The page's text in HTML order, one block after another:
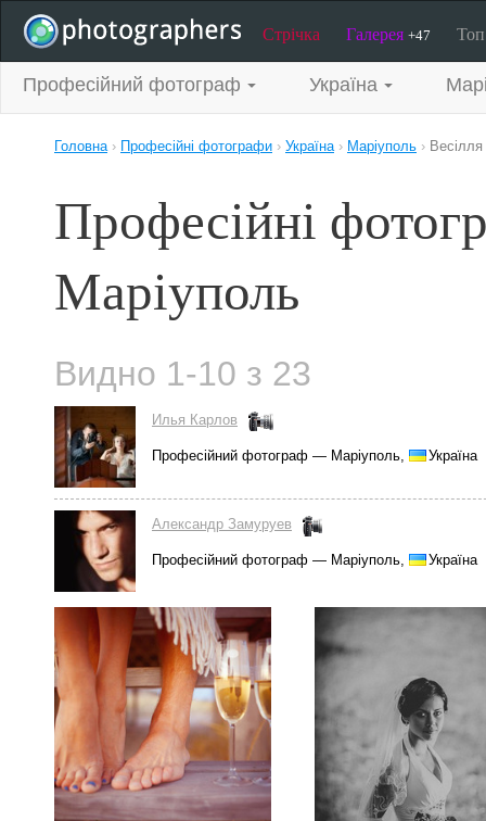
Стрічка Галерея +47
Професійний фотограф Україна
Головна› Професійні фотографи › Україна› Маріуполь › Весілля
Професійні
Маріуполь
Видно 1-10 з 23
Илья Карлов
Професійний фотограф — Маріуполь, Україна
Александр Замуруев
Професійний фотограф — Маріуполь, Україна